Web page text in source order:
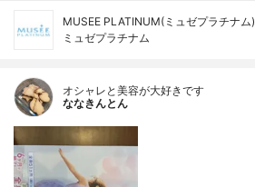
MUSEE PLATINUM(ミュゼプラチナム)
ミュゼプラチナム
オシャレと美容が大好きです
ななきんとん